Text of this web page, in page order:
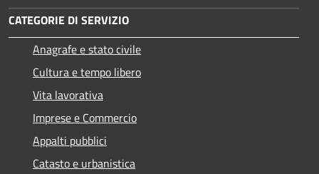
CATEGORIE DI SERVIZIO
Anagrafe e stato civile
Cultura e tempo libero
Vita lavorativa
Imprese e Commercio
Appalti pubblici
Catasto e urbanistica